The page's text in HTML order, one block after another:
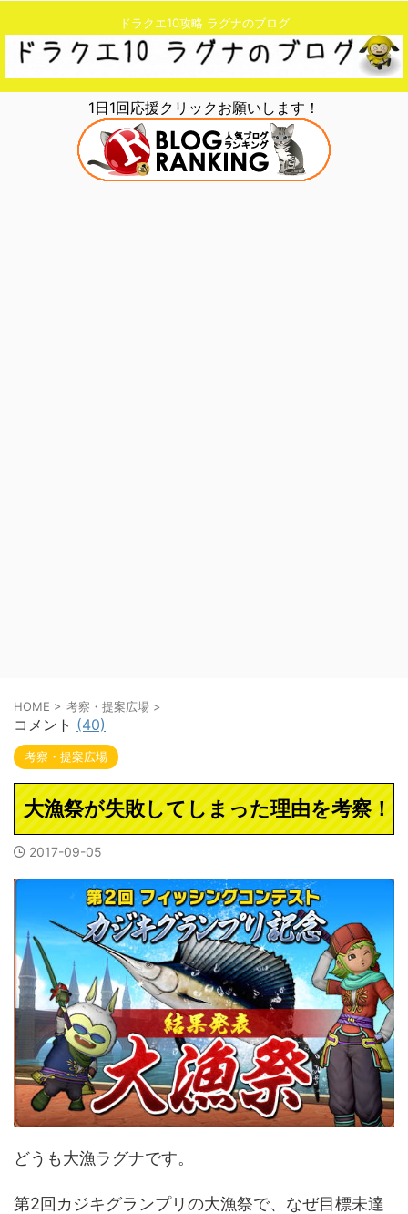
ドラクエ10攻略 ラグナのブログ
1日1回応援クリックお願いします！
HOME > 考察・提案広場 >
コメント (40)
考察・提案広場
大漁祭が失敗してしまった理由を考察！
2017-09-05
どうも大漁ラグナです。
第2回カジキグランプリの大漁祭で、なぜ目標未達